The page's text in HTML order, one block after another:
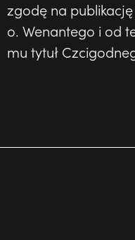
zgodę na
o. Wenantego i od
mu tytuł